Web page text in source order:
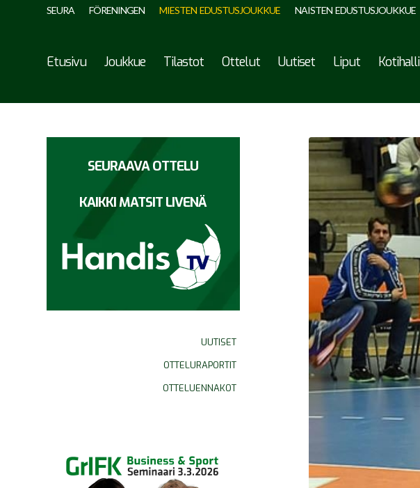
SEURA FÖRENINGEN MIESTEN EDUSTUSJOUKKUE NAISTEN EDUSTUSJOUKKUE
Etusivu Joukkue Tilastot Ottelut Uutiset Liput Kotihalli
SEURAAVA OTTELU
KAIKKI MATSIT LIVENÄ
UUTISET
OTTELURAPORTIT
OTTELUENNAKOT